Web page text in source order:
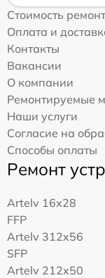
Стоимость
Оплата и
Контакты
Вакансии
О компании
Ремонтируемые
Наши услуги
Согласие на
Способы оплаты
Ремонт
Artelv 16x28
FFP
Artelv 312x56
SFP
Artelv 212x50